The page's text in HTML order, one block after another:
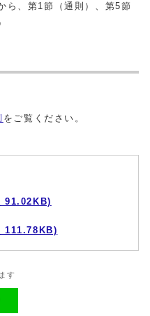
ら、第1節（通則）、第5節
をご覧ください。
91.02KB)
111.78KB)
す